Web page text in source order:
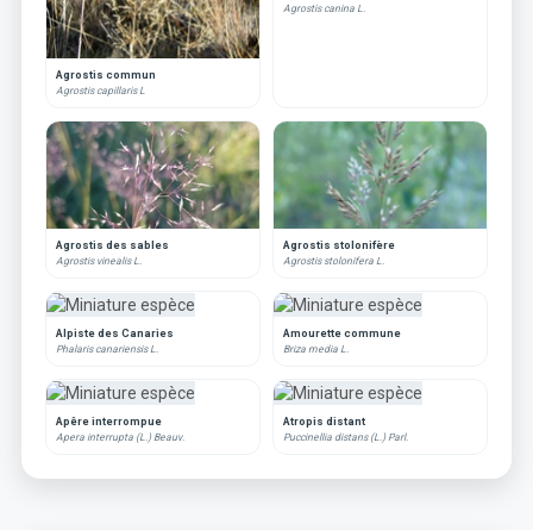
Agrostis commun
Agrostis capillaris L
Agrostis canina L.
Agrostis des sables
Agrostis vinealis L.
Agrostis stolonifère
Agrostis stolonifera L.
Alpiste des Canaries
Phalaris canariensis L.
Amourette commune
Briza media L.
Apêre interrompue
Apera interrupta (L.) Beauv.
Atropis distant
Puccinellia distans (L.) Parl.